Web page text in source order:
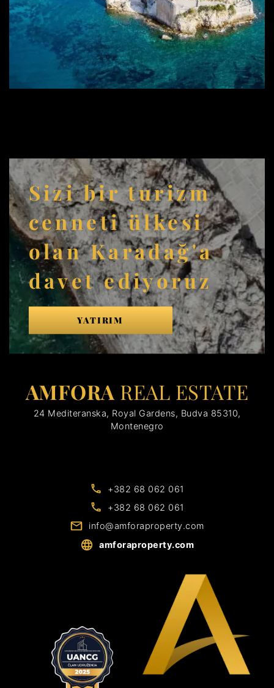
Sizi bir turizm
cenneti ülkesi
olan Karadağ'a
davet ediyoruz
YATIRIM
AMFORA REAL ESTATE
24 Mediteranska, Royal Gardens, Budva 85310,
Montenegro
+382 68 062 061
+382 68 062 061
info@amforaproperty.com
amforaproperty.com